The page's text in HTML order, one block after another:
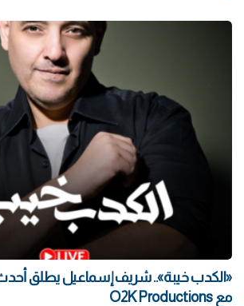
«الكدب خيبة».. شريف إسماعيل يطلق أحدث
مع O2K Productions